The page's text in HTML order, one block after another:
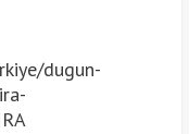
dugun-